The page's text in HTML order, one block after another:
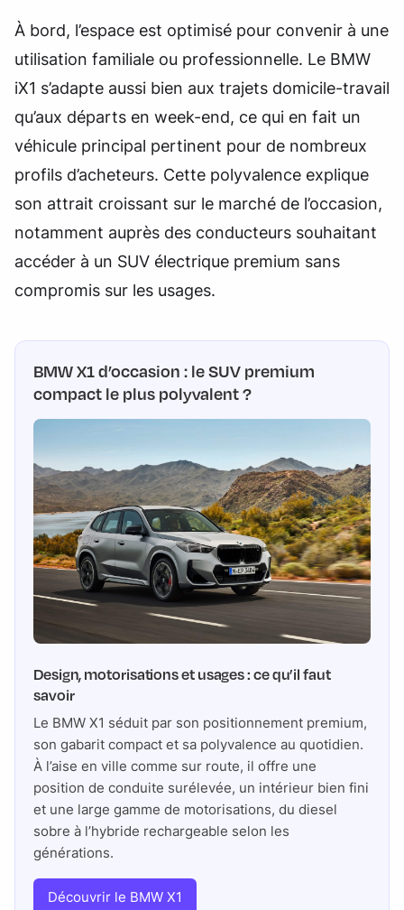
À bord, l’espace est optimisé pour convenir à une
utilisation familiale ou professionnelle. Le BMW
iX1 s’adapte aussi bien aux trajets domicile-travail
qu’aux départs en week-end, ce qui en fait un
véhicule principal pertinent pour de nombreux
profils d’acheteurs. Cette polyvalence explique
son attrait croissant sur le marché de l’occasion,
notamment auprès des conducteurs souhaitant
accéder à un SUV électrique premium sans
compromis sur les usages.
BMW X1 d’occasion : le SUV premium
compact le plus polyvalent ?
Design, motorisations et usages : ce qu’il faut
savoir
Le BMW X1 séduit par son positionnement premium,
son gabarit compact et sa polyvalence au quotidien.
À l’aise en ville comme sur route, il offre une
position de conduite surélevée, un intérieur bien fini
et une large gamme de motorisations, du diesel
sobre à l’hybride rechargeable selon les
générations.
Découvrir le BMW X1